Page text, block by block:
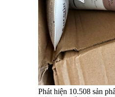
Phát hiện 10.508 sản